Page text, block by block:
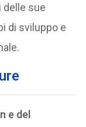
delle sue
di sviluppo e
e del